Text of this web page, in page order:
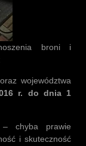
broni i
województwa
r. do dnia 1
– chyba prawie
i skuteczność